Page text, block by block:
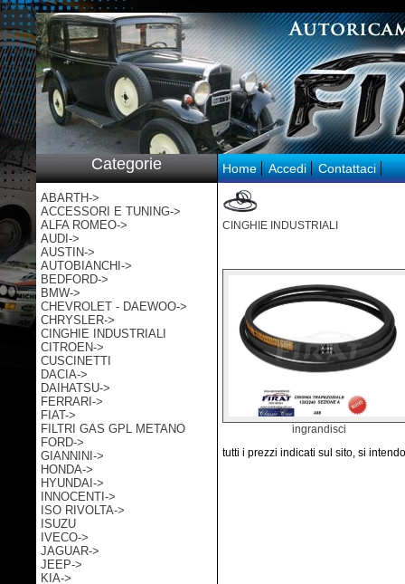
p:/
Categorie
ABARTH->
ACCESSORI E TUNING->
ALFA ROMEO->
AUDI->
AUSTIN->
AUTOBIANCHI->
BEDFORD->
BMW->
CHEVROLET - DAEWOO->
CHRYSLER->
CINGHIE INDUSTRIALI
CITROEN->
CUSCINETTI
DACIA->
DAIHATSU->
FERRARI->
FIAT->
FILTRI GAS GPL METANO
FORD->
GIANNINI->
HONDA->
HYUNDAI->
INNOCENTI->
ISO RIVOLTA->
ISUZU
IVECO->
JAGUAR->
JEEP->
KIA->
Home Accedi Contattaci
CINGHIE INDUSTRIALI
ingrandisci
tutti i prezzi indicati sul sito, si